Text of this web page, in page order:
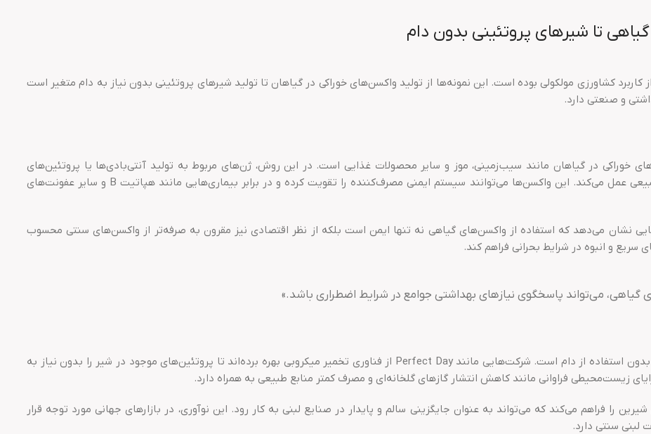
تا شیرهای پروتئینی بدون دام
کشاورزی مولکولی بوده است. این نمونه‌ها از تولید واکسن‌های خوراکی در گیاهان تا تولید شیرهای پروتئینی بدون نیاز به دام متغیر است
و صنعتی دارد.
خوراکی در گیاهان مانند سیب‌زمینی، موز و سایر محصولات غذایی است. در این روش، ژن‌های مربوط به تولید آنتی‌بادی‌ها یا پروتئین‌های
محافظتی به گیاه وارد شده و گیاه به عنوان یک بیورآکتور طبیعی عمل می‌کند. این واکسن‌ها می‌توانند سیستم ایمنی مصرف‌کننده را تقویت کرده و در برابر بیماری‌هایی مانند هپاتیت B و سایر عفونت‌های
نشان می‌دهد که استفاده از واکسن‌های گیاهی نه تنها ایمن است بلکه از نظر اقتصادی نیز مقرون به صرفه‌تر از واکسن‌های سنتی محسوب
و انبوه در شرایط بحرانی فراهم کند.
گیاهی، می‌تواند پاسخگوی نیازهای بهداشتی جوامع در شرایط اضطراری باشد.»
یکی از دستاوردهای دیگر این فناوری، تولید شیرهای پروتئینی بدون استفاده از دام است. شرکت‌هایی مانند Perfect Day از فناوری تخمیر میکروبی بهره برده‌اند تا پروتئین‌های موجود در شیر را بدون نیاز به
زیست‌محیطی فراوانی مانند کاهش انتشار گازهای گلخانه‌ای و مصرف کمتر منابع طبیعی به همراه دارد.
را فراهم می‌کند که می‌تواند به عنوان جایگزینی سالم و پایدار در صنایع لبنی به کار رود. این نوآوری، در بازارهای جهانی مورد توجه قرار
لبنی سنتی دارد.